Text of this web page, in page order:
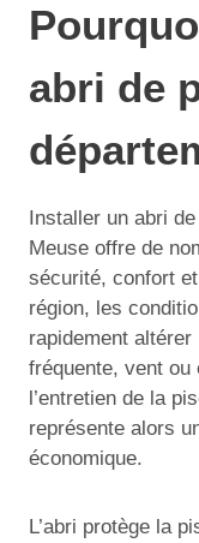
abri de
Installer un abri
Meuse offre de
sécurité, confort
région, les
rapidement altérer
fréquente, vent ou
l’entretien de la
représente alors
économique.
L’abri protège la